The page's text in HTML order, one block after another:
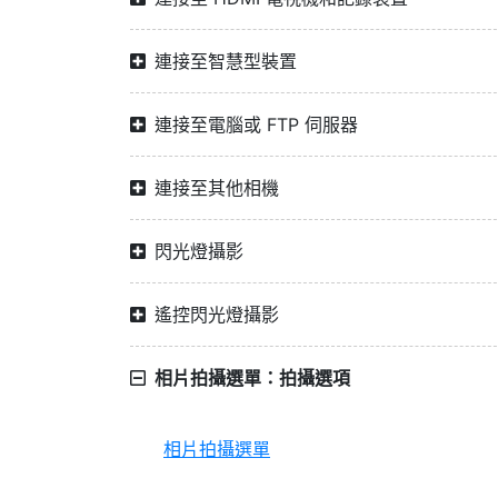
連接至智慧型裝置
連接至電腦或 FTP 伺服器
連接至其他相機
閃光燈攝影
遙控閃光燈攝影
相片拍攝選單：拍攝選項
相片拍攝選單